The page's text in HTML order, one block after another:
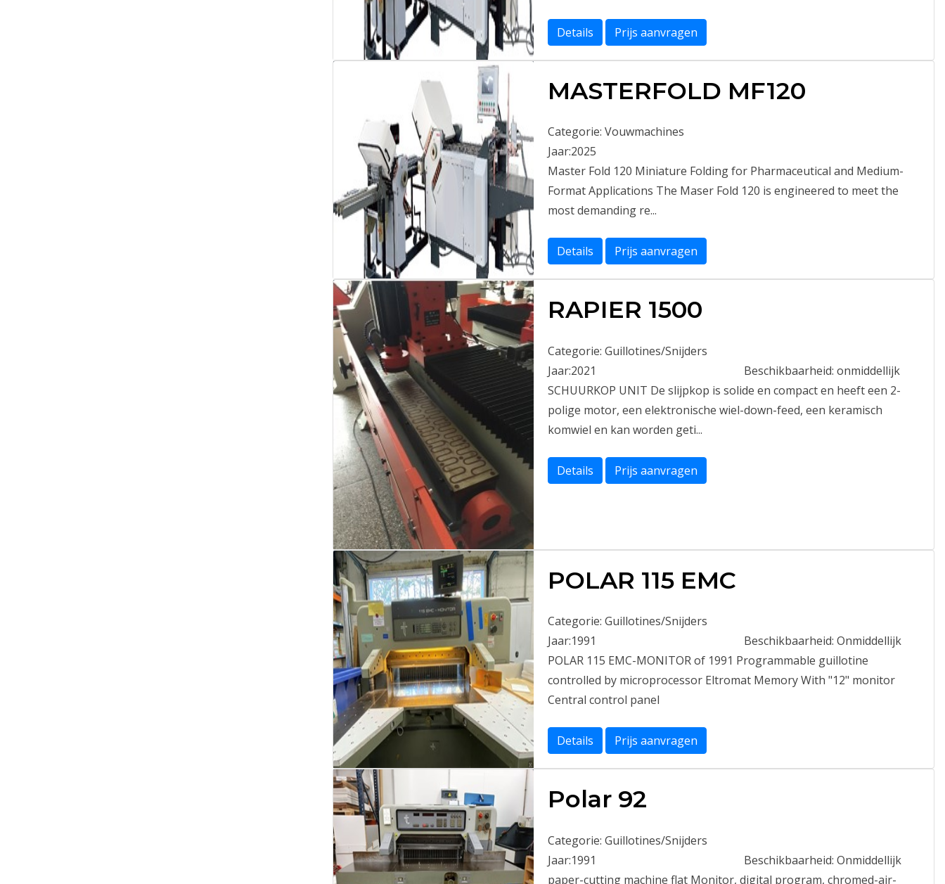
Details Prijs aanvragen
MASTERFOLD MF120
Categorie: Vouwmachines
Jaar:2025
Master Fold 120 Miniature Folding for Pharmaceutical and Medium-
Format Applications The Maser Fold 120 is engineered to meet the
most demanding re...
Details Prijs aanvragen
RAPIER 1500
Categorie: Guillotines/Snijders
Jaar:2021 Beschikbaarheid: onmiddellijk
SCHUURKOP UNIT De slijpkop is solide en compact en heeft een 2-
polige motor, een elektronische wiel-down-feed, een keramisch
komwiel en kan worden geti...
Details Prijs aanvragen
POLAR 115 EMC
Categorie: Guillotines/Snijders
Jaar:1991 Beschikbaarheid: Onmiddellijk
POLAR 115 EMC-MONITOR of 1991 Programmable guillotine
controlled by microprocessor Eltromat Memory With "12" monitor
Central control panel
Details Prijs aanvragen
Polar 92
Categorie: Guillotines/Snijders
Jaar:1991 Beschikbaarheid: Onmiddellijk
paper-cutting machine flat Monitor, digital program, chromed-air-